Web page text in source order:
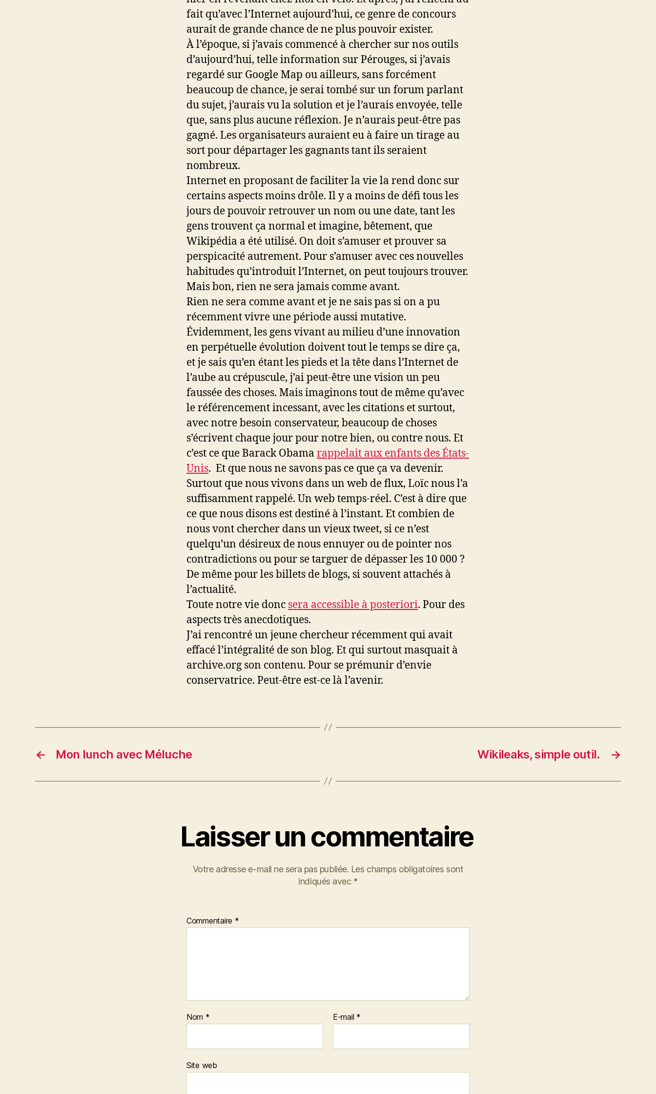
fait qu’avec l’Internet aujourd’hui, ce genre de concours
aurait de grande chance de ne plus pouvoir exister.
À l’époque, si j’avais commencé à chercher sur nos outils
d’aujourd’hui, telle information sur Pérouges, si j’avais
regardé sur Google Map ou ailleurs, sans forcément
beaucoup de chance, je serai tombé sur un forum parlant
du sujet, j’aurais vu la solution et je l’aurais envoyée, telle
que, sans plus aucune réflexion. Je n’aurais peut-être pas
gagné. Les organisateurs auraient eu à faire un tirage au
sort pour départager les gagnants tant ils seraient
nombreux.
Internet en proposant de faciliter la vie la rend donc sur
certains aspects moins drôle. Il y a moins de défi tous les
jours de pouvoir retrouver un nom ou une date, tant les
gens trouvent ça normal et imagine, bêtement, que
Wikipédia a été utilisé. On doit s’amuser et prouver sa
perspicacité autrement. Pour s’amuser avec ces nouvelles
habitudes qu’introduit l’Internet, on peut toujours trouver.
Mais bon, rien ne sera jamais comme avant.
Rien ne sera comme avant et je ne sais pas si on a pu
récemment vivre une période aussi mutative.
Évidemment, les gens vivant au milieu d’une innovation
en perpétuelle évolution doivent tout le temps se dire ça,
et je sais qu’en étant les pieds et la tête dans l’Internet de
l’aube au crépuscule, j’ai peut-être une vision un peu
faussée des choses. Mais imaginons tout de même qu’avec
le référencement incessant, avec les citations et surtout,
avec notre besoin conservateur, beaucoup de choses
s’écrivent chaque jour pour notre bien, ou contre nous. Et
c’est ce que Barack Obama rappelait aux enfants des États-
Unis. Et que nous ne savons pas ce que ça va devenir.
Surtout que nous vivons dans un web de flux, Loïc nous l’a
suffisamment rappelé. Un web temps-réel. C’est à dire que
ce que nous disons est destiné à l’instant. Et combien de
nous vont chercher dans un vieux tweet, si ce n’est
quelqu’un désireux de nous ennuyer ou de pointer nos
contradictions ou pour se targuer de dépasser les 10 000 ?
De même pour les billets de blogs, si souvent attachés à
l’actualité.
Toute notre vie donc sera accessible à posteriori. Pour des
aspects très anecdotiques.
J’ai rencontré un jeune chercheur récemment qui avait
effacé l’intégralité de son blog. Et qui surtout masquait à
archive.org son contenu. Pour se prémunir d’envie
conservatrice. Peut-être est-ce là l’avenir.
← Mon lunch avec Méluche →
Wikileaks, simple outil.
Laisser un commentaire
Votre adresse e-mail ne sera pas publiée. Les champs obligatoires sont
indiqués avec *
Commentaire *
Nom * E-mail *
Site web